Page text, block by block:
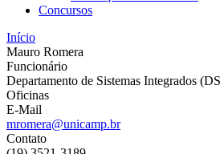
Concursos
Início
Mauro Romera
Funcionário
Departamento de Sistemas Integrados
Oficinas
E-Mail
mromera@unicamp.br
Contato